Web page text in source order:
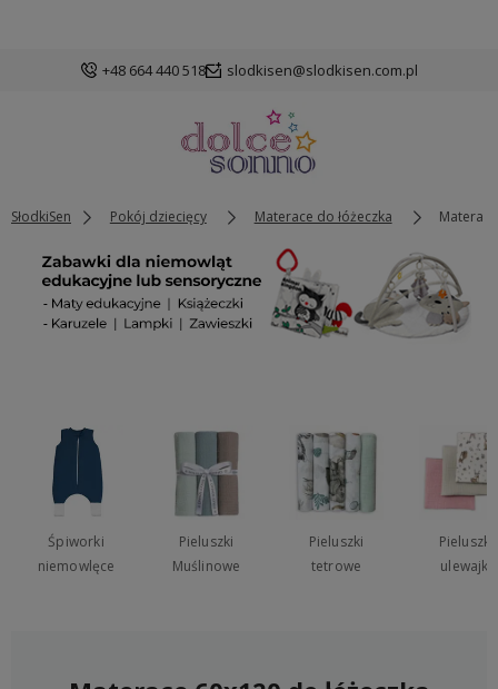
+48 664 440 518 slodkisen@slodkisen.com.pl
SłodkiSen Pokój dziecięcy Materace do łóżeczka
Śpiworki
niemowlęce
Pieluszki
Muślinowe
Pieluszki
tetrowe
Pieluszki
ulewajki